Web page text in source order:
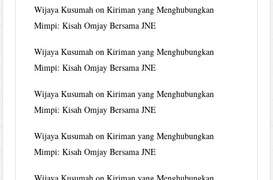
Wijaya Kusumah onKiriman yang Menghubungkan
Mimpi: Kisah Omjay Bersama JNE
Wijaya Kusumah onKiriman yang Menghubungkan
Mimpi: Kisah Omjay Bersama JNE
Wijaya Kusumah onKiriman yang Menghubungkan
Mimpi: Kisah Omjay Bersama JNE
Wijaya Kusumah onKiriman yang Menghubungkan
Mimpi: Kisah Omjay Bersama JNE